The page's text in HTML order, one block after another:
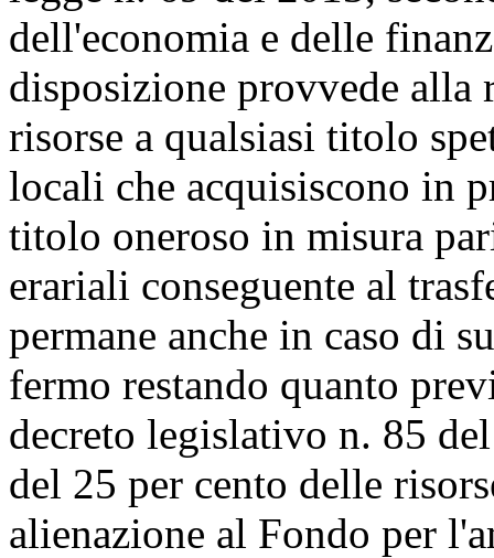
dell'economia e delle
disposizione provvede alla
risorse a qualsiasi titolo
locali che acquisiscono in
titolo oneroso in misura
erariali conseguente al
permane anche in caso di
fermo restando quanto
decreto legislativo n. 85
del 25 per cento delle
alienazione al Fondo per